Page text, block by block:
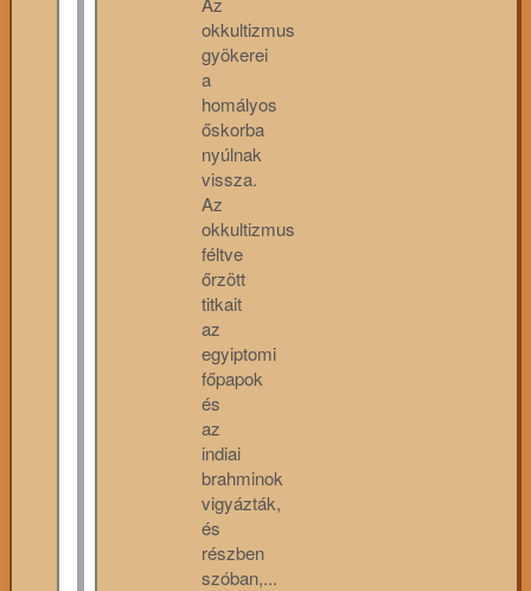
okkultizmus
gyökerei
a
homályos
őskorba
nyúlnak
vissza.
Az
okkultizmus
féltve
őrzött
titkait
az
egyiptomi
főpapok
és
az
indiai
brahminok
vigyázták,
és
részben
szóban,...